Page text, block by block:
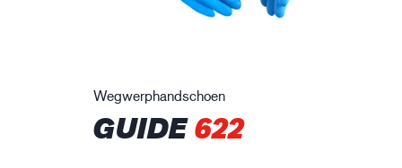
Wegwerphandschoen
GUIDE622